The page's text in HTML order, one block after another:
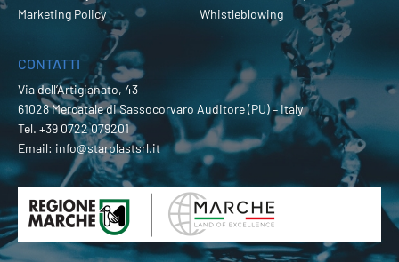
Marketing Policy
Whistleblowing
CONTATTI
Via dell’Artigianato, 43
61028 Mercatale di Sassocorvaro Auditore (PU) – Italy
Tel. +39 0722 079201
Email: info@starplastsrl.it